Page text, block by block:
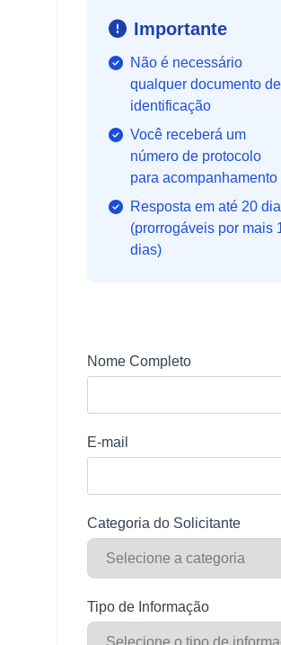
Importante
Não é necessário
qualquer documento de
identificação
Você receberá um
número de protocolo
para acompanhamento
Resposta em até 20
(prorrogáveis por mais
dias)
Nome Completo
E-mail
Categoria do Solicitante
Tipo de Informação